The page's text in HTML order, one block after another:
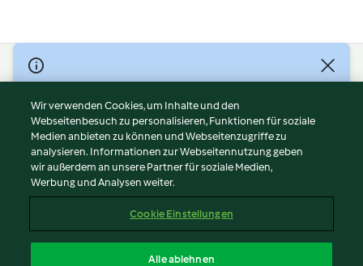
© Copyright 2026
Nutzungsbedingungen
Datenschutzrichtlinien
Disclaimer
Impressum
Cookies
Abo kündigen
Wir verwenden Cookies, um Inhalte und den
Webseitenbesuch zu personalisieren, Funktionen für soziale
Medien anbieten zu können und Webseitenzugriffe zu
analysieren. Informationen zur Webseitennutzung geben
wir außerdem an unsere Partner für soziale Medien,
Werbung und Analysen weiter.
Cookie Einstellungen
Alle ablehnen